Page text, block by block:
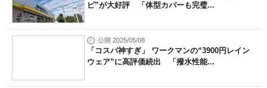
ピ”が大好評 「体型カバーも完璧...
公開 2025/05/08
「コスパ神すぎ」 ワークマンの“3900円レイン
ウェア”に高評価続出 「撥水性能...